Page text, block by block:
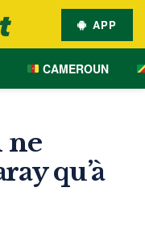
APP
CAMEROUN
ne
qu’à